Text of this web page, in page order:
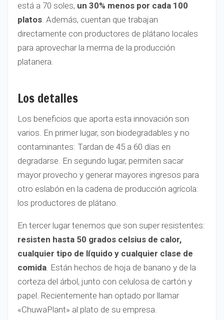
está a 70 soles, un 30% menos por cada 100
platos. Además, cuentan que trabajan
directamente con productores de plátano locales
para aprovechar la merma de la producción
platanera.
Los detalles
Los beneficios que aporta esta innovación son
varios. En primer lugar, son biodegradables y no
contaminantes: Tardan de 45 a 60 días en
degradarse. En segundo lugar, permiten sacar
mayor provecho y generar mayores ingresos para
otro eslabón en la cadena de producción agrícola:
los productores de plátano.
En tercer lugar tenemos que son super resistentes:
resisten hasta 50 grados celsius de calor,
cualquier tipo de líquido y cualquier clase de
comida. Están hechos de hoja de banano y de la
corteza del árbol, junto con celulosa de cartón y
papel. Recientemente han optado por llamar
«ChuwaPlant» al plato de su empresa.